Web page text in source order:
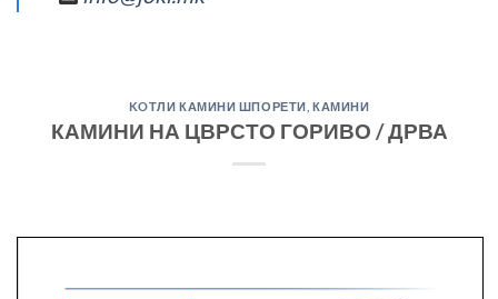
KOТЛИ КАМИНИ ШПОРЕТИ КАМИНИ
КАМИНИ НА ЦВРСТО ГОРИВО / ДРВА